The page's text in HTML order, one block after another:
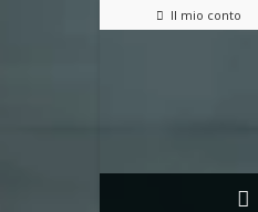
Il mio conto